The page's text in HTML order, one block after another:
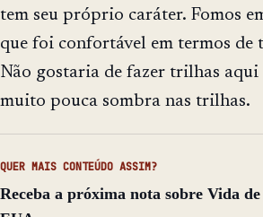
tem seu próprio caráter. Fomos
que foi confortável em termos de
Não gostaria de fazer trilhas
muito pouca sombra nas trilhas.
QUER MAIS CONTEÚDO ASSIM?
Receba a próxima nota sobre Vida